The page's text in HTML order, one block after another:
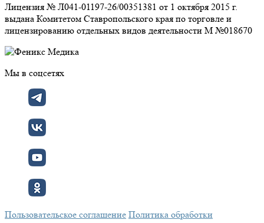
Лицензия № Л041-01197-26/00351381 от 1 октября 2015 г.
выдана Комитетом Ставропольского края по торговле и
лицензированию отдельных видов деятельности М №018670
Мы в соцсетях
Пользовательское соглашение Политика обработки